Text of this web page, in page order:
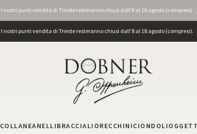
I nostri punti vendita di Trieste resteranno chiusi dall'8 al 18 agosto (compresi).
I nostri punti vendita di Trieste resteranno chiusi dall'8 al 18 agosto (compresi).
COLLANEANELLIBRACCIALI ORECCHINICIONDOLI